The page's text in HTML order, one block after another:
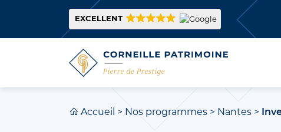
EXCELLENT
Accueil > Nos programmes > Nantes >